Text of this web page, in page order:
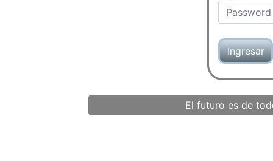
El futuro es de